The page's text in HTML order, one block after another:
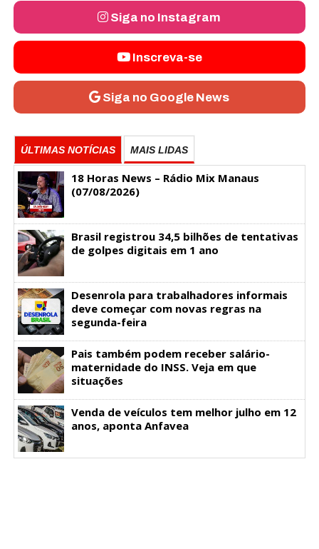
Siga no Instagram
Inscreva-se
Siga no Google News
ÚLTIMAS NOTÍCIAS MAIS LIDAS
18 Horas News​​​​​​​​​​​​ – Rádio Mix Manaus
(07/08/2026)
Brasil registrou 34,5 bilhões de tentativas
de golpes digitais em 1 ano
Desenrola para trabalhadores informais
deve começar com novas regras na
segunda-feira
Pais também podem receber salário-
maternidade do INSS. Veja em que
situações
Venda de veículos tem melhor julho em 12
anos, aponta Anfavea